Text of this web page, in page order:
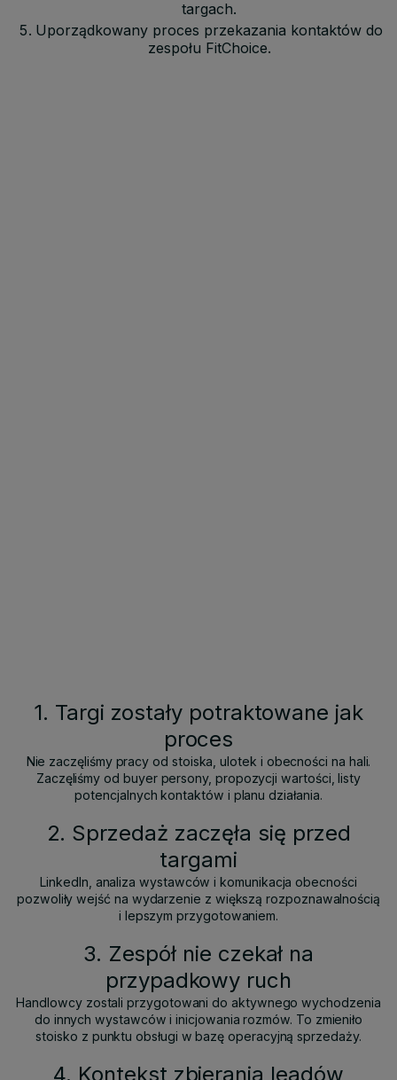
targach.
Uporządkowany proces przekazania kontaktów do
zespołu FitChoice.
1. Targi zostały potraktowane jak
proces
Nie zaczęliśmy pracy od stoiska, ulotek i obecności na hali.
Zaczęliśmy od buyer persony, propozycji wartości, listy
potencjalnych kontaktów i planu działania.
2. Sprzedaż zaczęła się przed
targami
LinkedIn, analiza wystawców i komunikacja obecności
pozwoliły wejść na wydarzenie z większą rozpoznawalnością
i lepszym przygotowaniem.
3. Zespół nie czekał na
przypadkowy ruch
Handlowcy zostali przygotowani do aktywnego wychodzenia
do innych wystawców i inicjowania rozmów. To zmieniło
stoisko z punktu obsługi w bazę operacyjną sprzedaży.
4. Kontekst zbierania leadów